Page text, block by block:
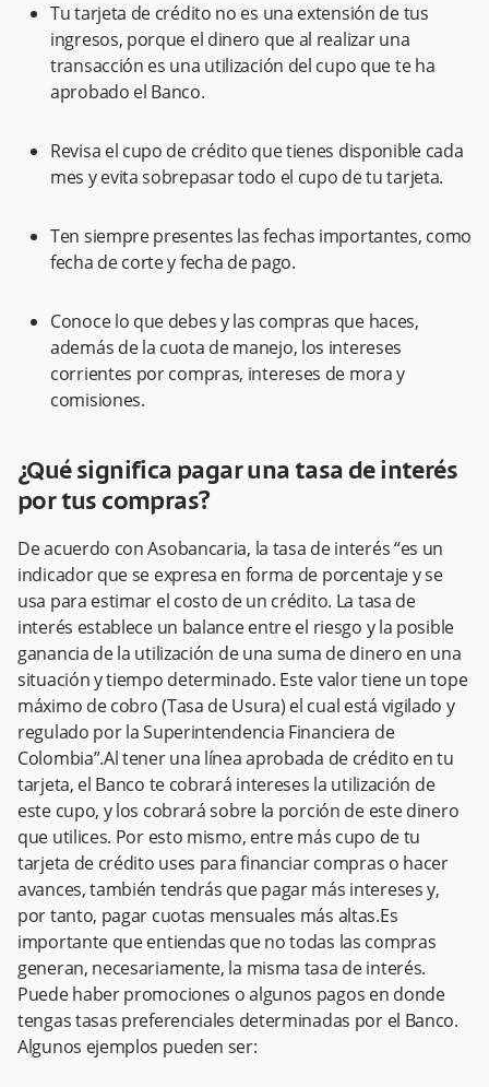
Tu tarjeta de crédito no es una extensión de tus
ingresos, porque el dinero que al realizar una
transacción es una utilización del cupo que te ha
aprobado el Banco.
Revisa el cupo de crédito que tienes disponible cada
mes y evita sobrepasar todo el cupo de tu tarjeta.
Ten siempre presentes las fechas importantes, como
fecha de corte y fecha de pago.
Conoce lo que debes y las compras que haces,
además de la cuota de manejo, los intereses
corrientes por compras, intereses de mora y
comisiones.
¿Qué significa pagar una tasa de interés
por tus compras?
De acuerdo con Asobancaria, la tasa de interés “es un
indicador que se expresa en forma de porcentaje y se
usa para estimar el costo de un crédito. La tasa de
interés establece un balance entre el riesgo y la posible
ganancia de la utilización de una suma de dinero en una
situación y tiempo determinado. Este valor tiene un tope
máximo de cobro (Tasa de Usura) el cual está vigilado y
regulado por la Superintendencia Financiera de
Colombia”.Al tener una línea aprobada de crédito en tu
tarjeta, el Banco te cobrará intereses la utilización de
este cupo, y los cobrará sobre la porción de este dinero
que utilices. Por esto mismo, entre más cupo de tu
tarjeta de crédito uses para financiar compras o hacer
avances, también tendrás que pagar más intereses y,
por tanto, pagar cuotas mensuales más altas.Es
importante que entiendas que no todas las compras
generan, necesariamente, la misma tasa de interés.
Puede haber promociones o algunos pagos en donde
tengas tasas preferenciales determinadas por el Banco.
Algunos ejemplos pueden ser: